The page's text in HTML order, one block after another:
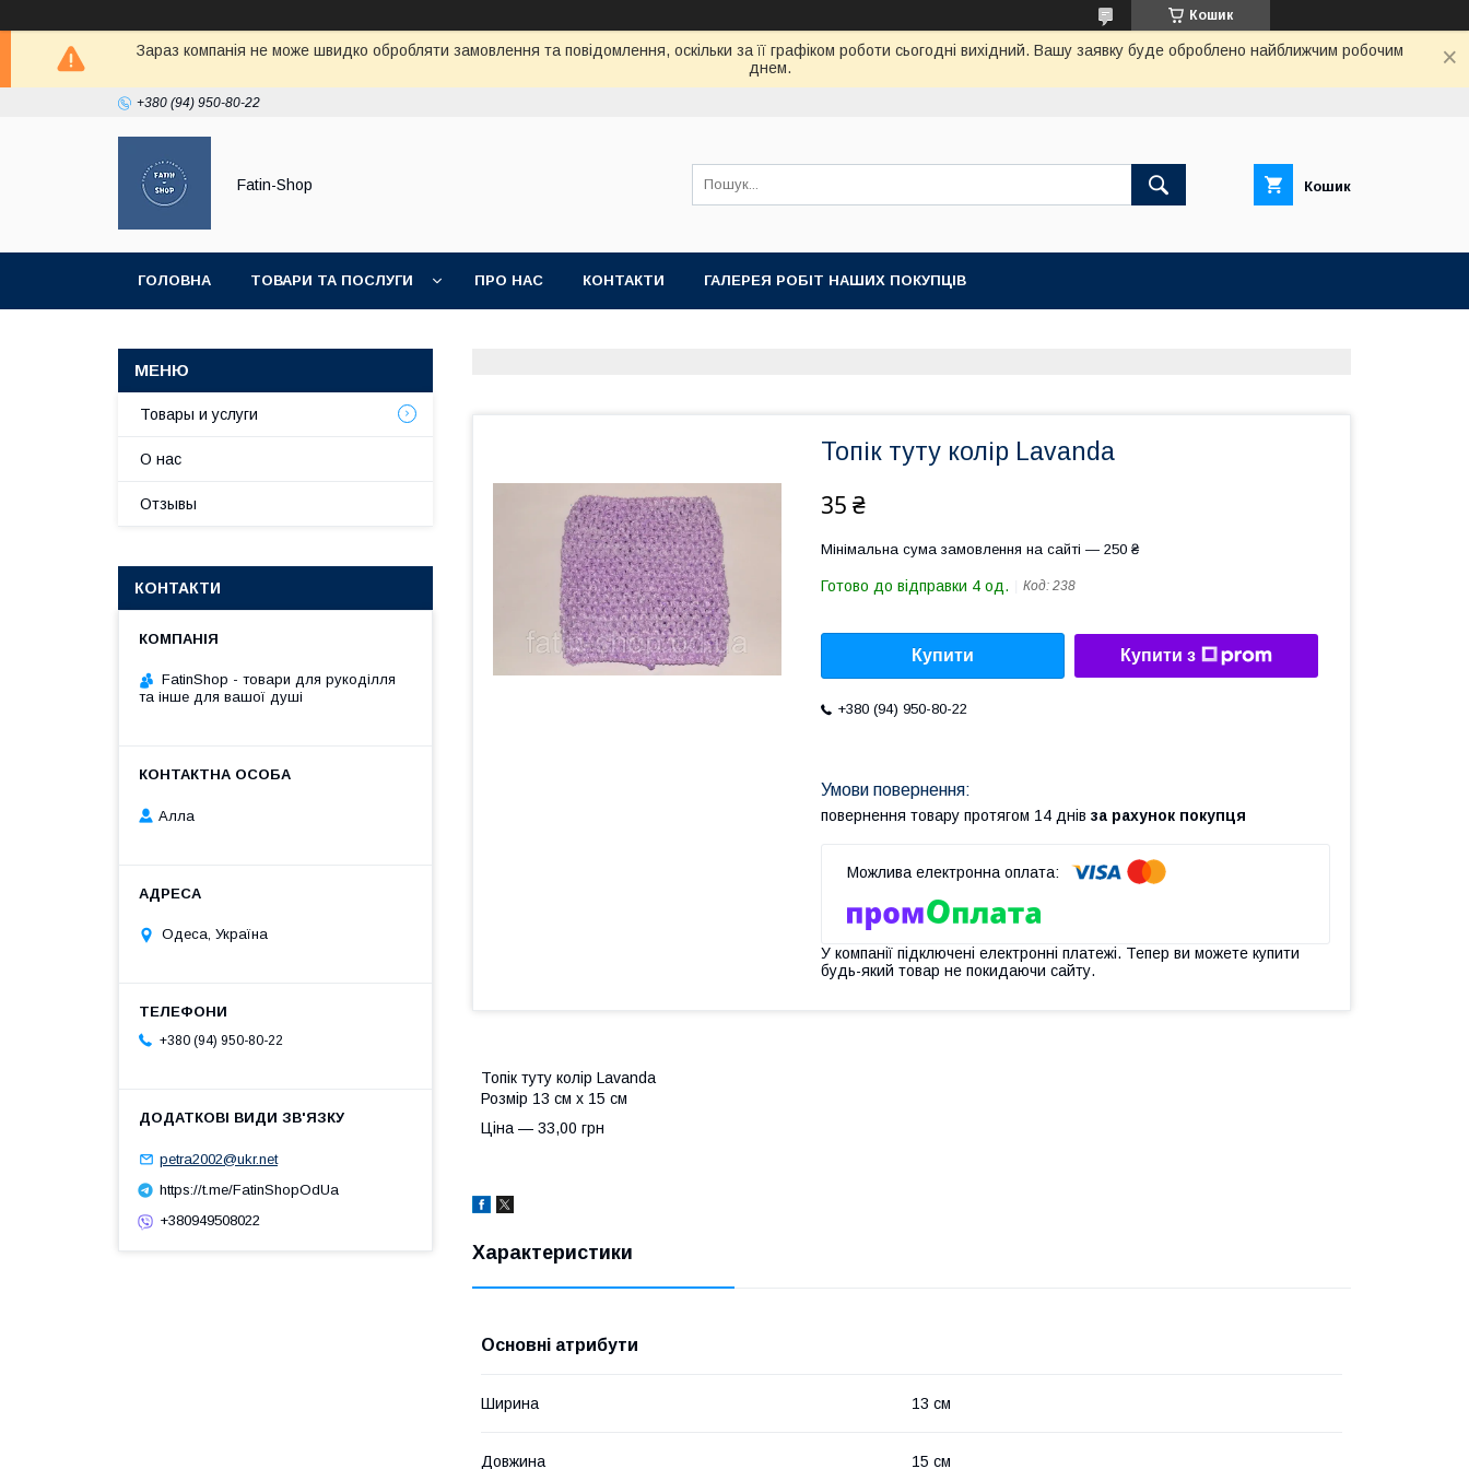
Кошик
Зараз компанія не може швидко обробляти замовлення та повідомлення, оскільки за її графіком роботи сьогодні вихідний. Вашу заявку буде оброблено найближчим робочим
днем.
+380 (94) 950-80-22
Fatin-Shop Кошик
ГОЛОВНА ТОВАРИ ТА ПОСЛУГИ ПРО НАС КОНТАКТИ ГАЛЕРЕЯ РОБІТ НАШИХ ПОКУПЦІВ
Топік туту колір Lavanda
35 ₴
Мінімальна сума замовлення на сайті — 250 ₴
Готово до відправки 4 од. Код: 238
Купити Купити з
+380 (94) 950-80-22
повернення товару протягом 14 днів за рахунок покупця
У компанії підключені електронні платежі. Тепер ви можете купити
будь-який товар не покидаючи сайту.
Топік туту колір Lavanda
Розмір 13 см х 15 см
Ціна — 33,00 грн
Характеристики
Основні атрибути
Ширина 13 см
Довжина 15 см
Товары и услуги
О нас
Отзывы
КОНТАКТИ
FatinShop - товари для рукоділля
та інше для вашої душі
Алла
Одеса, Україна
+380 (94) 950-80-22
petra2002@ukr.net
https://t.me/FatinShopOdUa
+380949508022